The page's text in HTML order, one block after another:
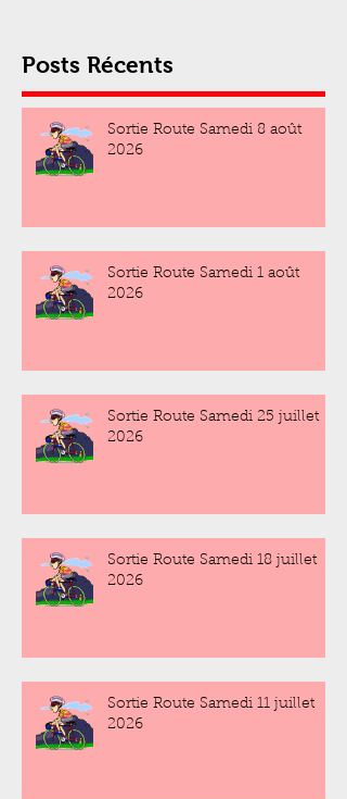
Posts Récents
Sortie Route Samedi 8 août
2026
Sortie Route Samedi 1 août
2026
Sortie Route Samedi 25 juillet
2026
Sortie Route Samedi 18 juillet
2026
Sortie Route Samedi 11 juillet
2026